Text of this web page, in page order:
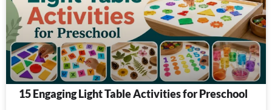
15 Engaging Light Table Activities for Preschool